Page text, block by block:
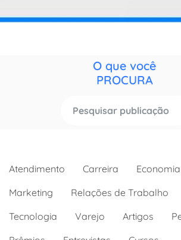
O que você
PROCURA
Atendimento Carreira Economia
Marketing
Relações de Trabalho
Tecnologia
Varejo Artigos